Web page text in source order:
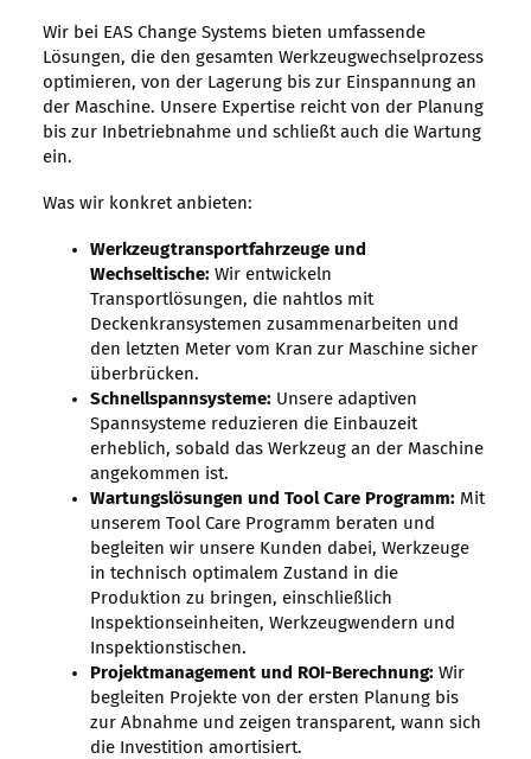
Wir bei EAS Change Systems bieten umfassende
Lösungen, die den gesamten Werkzeugwechselprozess
optimieren, von der Lagerung bis zur Einspannung an
der Maschine. Unsere Expertise reicht von der Planung
bis zur Inbetriebnahme und schließt auch die Wartung
ein.
Was wir konkret anbieten:
Werkzeugtransportfahrzeuge und
Wechseltische:Wir entwickeln
Transportlösungen, die nahtlos mit
Deckenkransystemen zusammenarbeiten und
den letzten Meter vom Kran zur Maschine sicher
überbrücken.
Schnellspannsysteme:Unsere adaptiven
Spannsysteme reduzieren die Einbauzeit
erheblich, sobald das Werkzeug an der Maschine
angekommen ist.
Wartungslösungen und Tool Care Programm:Mit
unserem Tool Care Programm beraten und
begleiten wir unsere Kunden dabei, Werkzeuge
in technisch optimalem Zustand in die
Produktion zu bringen, einschließlich
Inspektionseinheiten, Werkzeugwendern und
Inspektionstischen.
Projektmanagement und ROI-Berechnung:Wir
begleiten Projekte von der ersten Planung bis
zur Abnahme und zeigen transparent, wann sich
die Investition amortisiert.